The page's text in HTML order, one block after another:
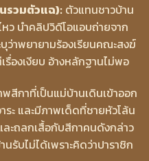
รวมตัวแฉ): ตัวแทนชาวบ้าน
ว นำคลิปวิดีโอแอบถ่ายจาก
ว่าพยายามร้องเรียนคณะสงฆ์
องเงียบ อ้างหลักฐานไม่พอ
สีกาที่เป็นแม่บ้านเดินเข้าออก
ระ และมีภาพเด็ดที่ชายหัวโล้น
ะถลกเสื้อกับสีกาคนดังกล่าว
รับไม่ได้เพราะคิดว่าปาราชิก